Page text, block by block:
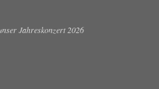
Jahreskonzert 2026